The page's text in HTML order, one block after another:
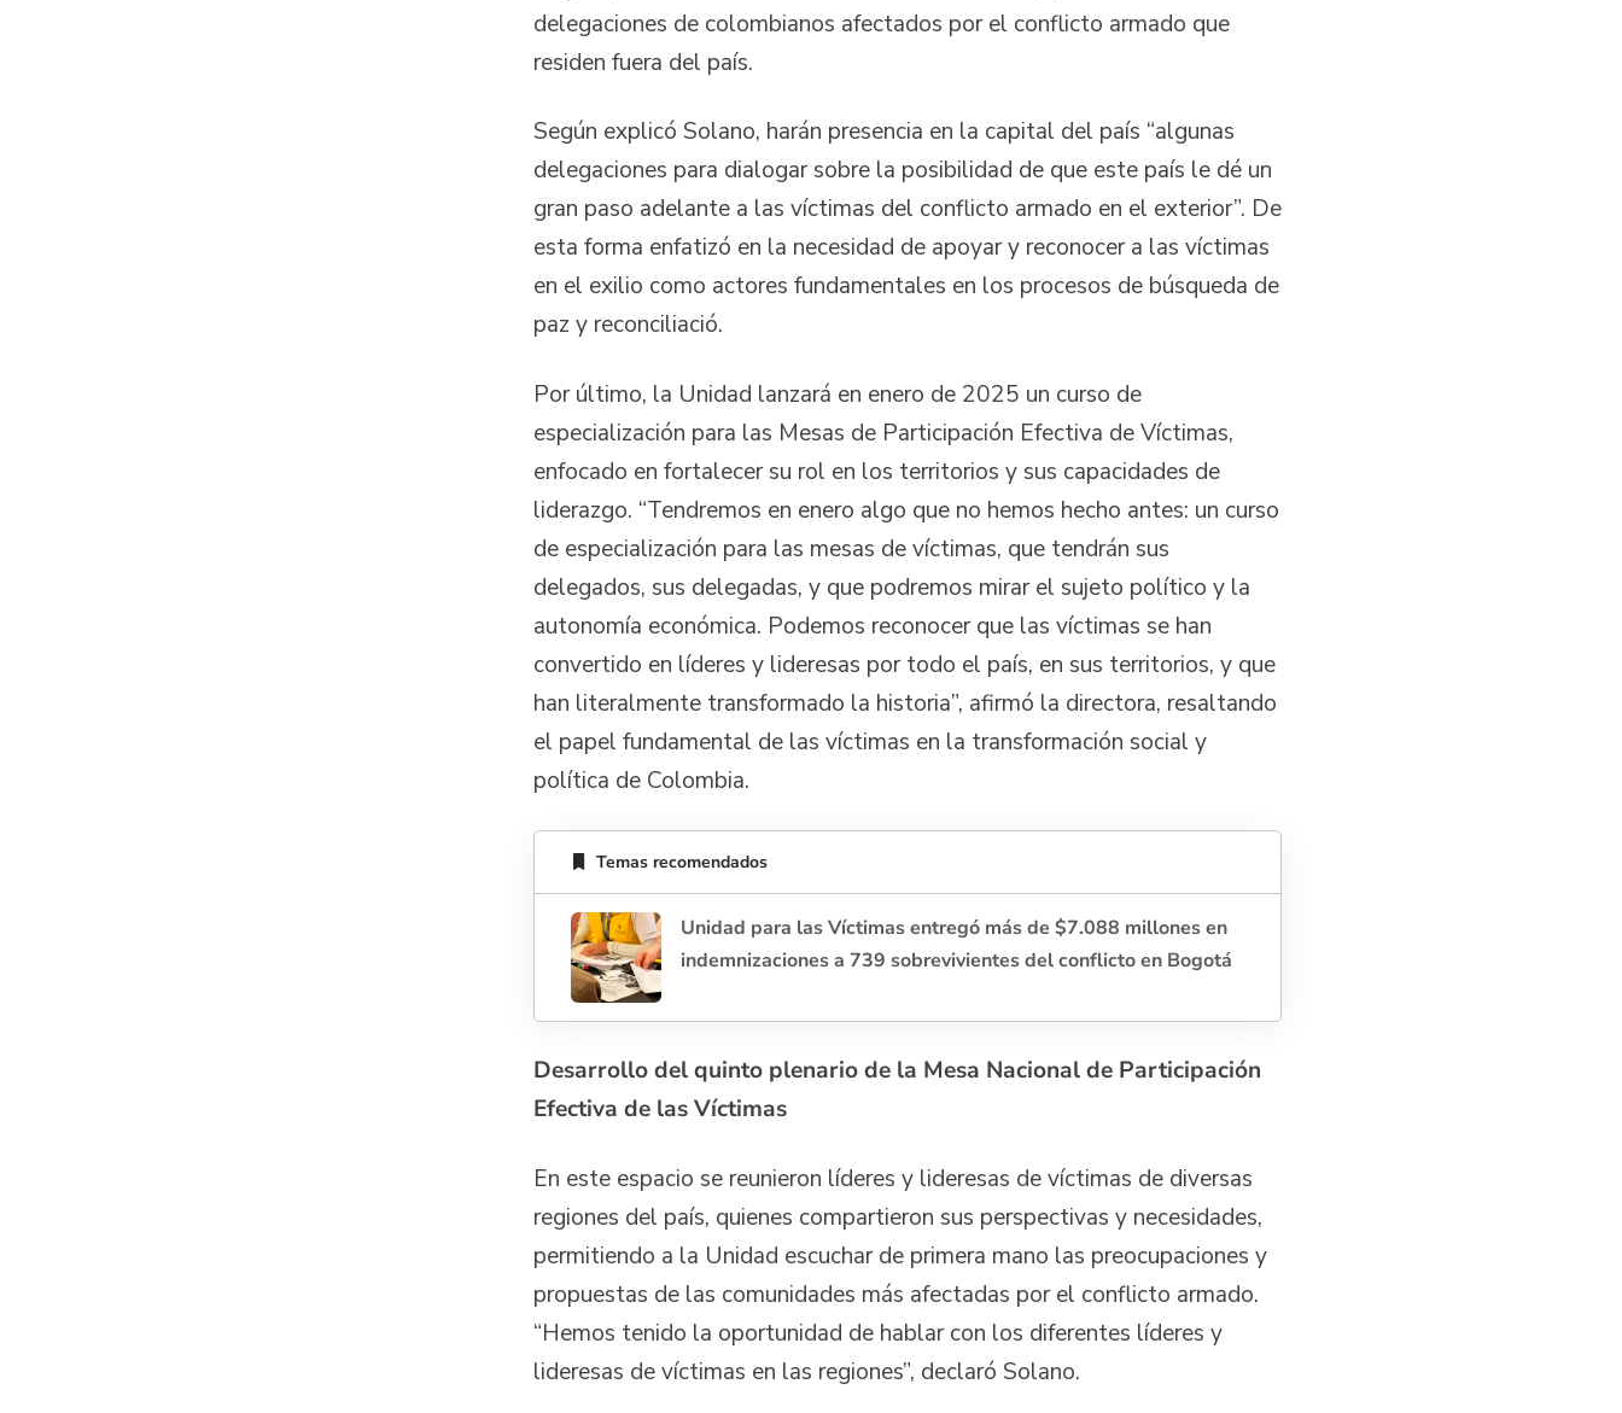
delegaciones de colombianos afectados por el conflicto armado que
residen fuera del país.
Según explicó Solano, harán presencia en la capital del país “algunas
delegaciones para dialogar sobre la posibilidad de que este país le dé un
gran paso adelante a las víctimas del conflicto armado en el exterior”. De
esta forma enfatizó en la necesidad de apoyar y reconocer a las víctimas
en el exilio como actores fundamentales en los procesos de búsqueda de
paz y reconciliació.
Por último, la Unidad lanzará en enero de 2025 un curso de
especialización para las Mesas de Participación Efectiva de Víctimas,
enfocado en fortalecer su rol en los territorios y sus capacidades de
liderazgo. “Tendremos en enero algo que no hemos hecho antes: un curso
de especialización para las mesas de víctimas, que tendrán sus
delegados, sus delegadas, y que podremos mirar el sujeto político y la
autonomía económica. Podemos reconocer que las víctimas se han
convertido en líderes y lideresas por todo el país, en sus territorios, y que
han literalmente transformado la historia”, afirmó la directora, resaltando
el papel fundamental de las víctimas en la transformación social y
política de Colombia.
Temas recomendados
Unidad para las Víctimas entregó más de $7.088 millones en
indemnizaciones a 739 sobrevivientes del conflicto en Bogotá
Desarrollo del quinto plenario de la Mesa Nacional de Participación
Efectiva de las Víctimas
En este espacio se reunieron líderes y lideresas de víctimas de diversas
regiones del país, quienes compartieron sus perspectivas y necesidades,
permitiendo a la Unidad escuchar de primera mano las preocupaciones y
propuestas de las comunidades más afectadas por el conflicto armado.
“Hemos tenido la oportunidad de hablar con los diferentes líderes y
lideresas de víctimas en las regiones”, declaró Solano.